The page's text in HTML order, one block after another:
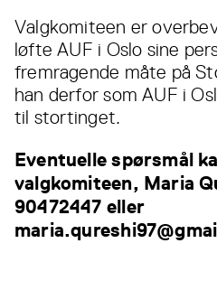
Valgkomiteen er
løfte AUF i Oslo sine
fremragende måte på
han derfor som AUF i
til stortinget.
Eventuelle spørsmål
valgkomiteen, Maria
90472447 eller